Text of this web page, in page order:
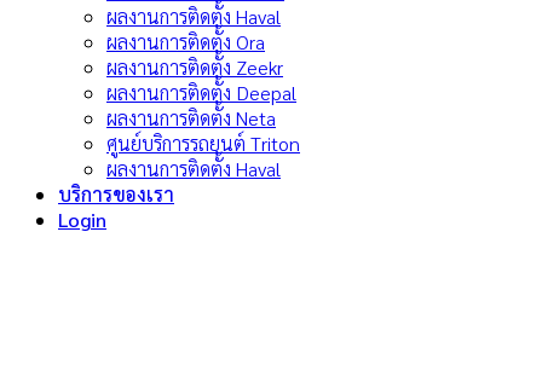
ผลงานการติดตั้ง Haval
ผลงานการติดตั้ง Ora
ผลงานการติดตั้ง Zeekr
ผลงานการติดตั้ง Deepal
ผลงานการติดตั้ง Neta
ศูนย์บริการรถยนต์ Triton
ผลงานการติดตั้ง Haval
บริการของเรา
Login